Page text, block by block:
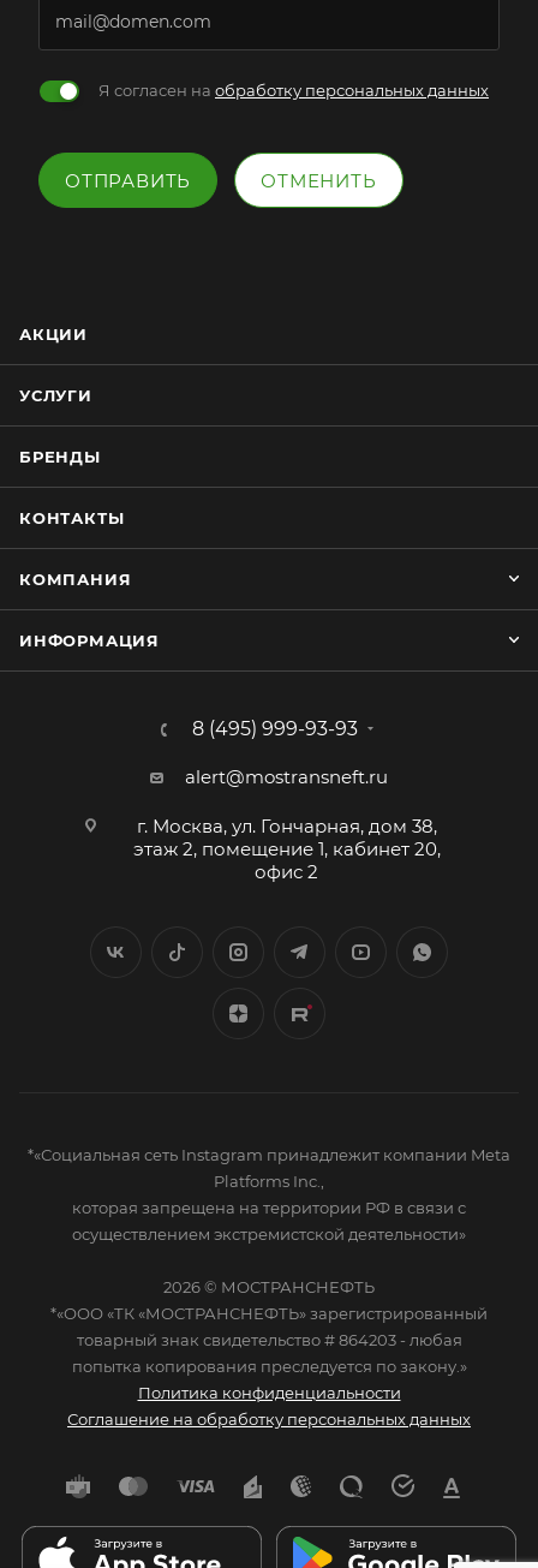
Я согласен на обработку персональных данных
ОТПРАВИТЬ ОТМЕНИТЬ
АКЦИИ
УСЛУГИ
БРЕНДЫ
КОНТАКТЫ
КОМПАНИЯ
ИНФОРМАЦИЯ
8 (495) 999-93-93
alert@mostransneft.ru
г. Москва, ул. Гончарная, дом 38,
этаж 2, помещение 1, кабинет 20,
офис 2
*«Социальная сеть Instagram принадлежит компании Meta
Platforms Inc.,
которая запрещена на территории РФ в связи с
осуществлением экстремистской деятельности»
2026 © МОСТРАНСНЕФТЬ
*«ООО «ТК «МОСТРАНСНЕФТЬ» зарегистрированный
товарный знак свидетельство # 864203 - любая
попытка копирования преследуется по закону.»
Политика конфиденциальности
Соглашение на обработку персональных данных